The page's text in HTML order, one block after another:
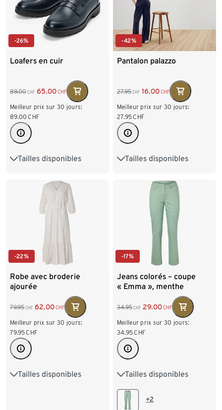
-26%
Loafers en cuir
89.00 CHF 65.00CHF
Meilleur prix sur 30 jours:
89.00 CHF
Tailles disponibles
37 38 39 40
-42%
Pantalon palazzo
27.95 CHF 16.00CHF
Meilleur prix sur 30 jours:
27.95CHF
Tailles disponibles
S 36/38 M 40/42
XL 48/50
XXL 52/54
-22%
Robe avec broderie
ajourée
79.95 CHF 62.00CHF
Meilleur prix sur 30 jours:
79.95CHF
Tailles disponibles
36 38 40 42
-17%
Jeans colorés – coupe
« Emma », menthe
34.95 CHF 29.00CHF
Meilleur prix sur 30 jours:
34.95CHF
Tailles disponibles
36 38 40 42
44 46
+2